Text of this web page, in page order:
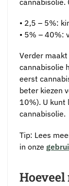
• 2,5 – 5%:
• 5% – 40%:
Verder
cannabisolie
eerst
beter kiezen
10%). U kunt
cannabisolie.
Tip: Lees
in onze
Hoeveel